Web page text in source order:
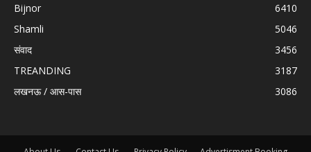
Bijnor
6410
Shamli
5046
संवाद
3456
TREANDING
3187
लखनऊ / आस-पास
3086